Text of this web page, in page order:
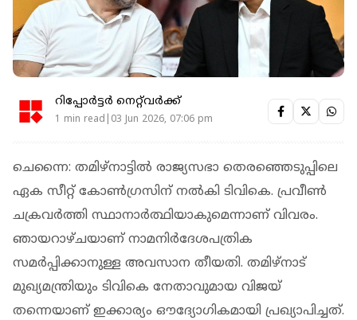
റിപ്പോർട്ടർ നെറ്റ്‌വര്‍ക്ക്‌
1 min read|03 Jun 2026, 07:06 pm
ചെന്നൈ: തമിഴ്‌നാട്ടിൽ രാജ്യസഭാ തെരഞ്ഞെടുപ്പിലെ
ഏക സീറ്റ് കോൺഗ്രസിന് നൽകി ടിവികെ. പ്രവീൺ
ചക്രവർത്തി സ്ഥാനാർത്ഥിയാകുമെന്നാണ് വിവരം.
ഞായറാഴ്ചയാണ് നാമനിർദേശപത്രിക
സമർപ്പിക്കാനുള്ള അവസാന തീയതി. തമിഴ്‌നാട്
മുഖ്യമന്ത്രിയും ടിവികെ നേതാവുമായ വിജയ്
തന്നെയാണ് ഇക്കാര്യം ഔദ്യോഗികമായി പ്രഖ്യാപിച്ചത്.